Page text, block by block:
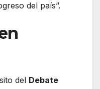
del país”.
del Debate